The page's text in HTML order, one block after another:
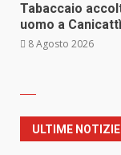
Tabaccaio
uomo a Canicattì
8 Agosto 2026
ULTIME NOTIZIE